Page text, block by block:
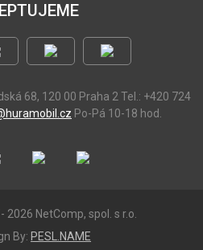
68, 120 00 Praha 2 Tel.: +420 724
Po-Pá 10-18 hod.
NetComp, spol. s r.o.
By: PESL.NAME